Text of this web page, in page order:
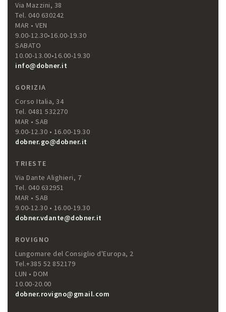
Via Mazzini, 38
Tel. 040 630242
MAR • VEN
9.00-12.30•16.00-19.30
SABATO
10.00-13.00•16.00-19.30
info@dobner.it
GORIZIA
Corso Italia, 34
Tel. 0481 532270
MAR • SAB
9.00-12.30 • 16.00-19.30
dobner.go@dobner.it
TRIESTE
Via Dante Alighieri, 7
Tel. 040 632951
MAR • SAB
9.00-12.30 • 16.00-19.30
dobner.vdante@dobner.it
ROVIGNO
Lungomare del Consiglio d'Europa, 2
Tel.+385 52 852179
LUN • DOM
10.00-20.00
dobner.rovigno@gmail.com